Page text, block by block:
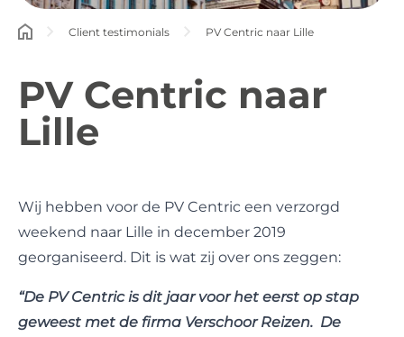
Client testimonials PV Centric naar Lille
PV Centric naar
Lille
Wij hebben voor de PV Centric een verzorgd
weekend naar Lille in december 2019
georganiseerd. Dit is wat zij over ons zeggen:
“De PV Centric is dit jaar voor het eerst op stap
geweest met de firma Verschoor Reizen. De